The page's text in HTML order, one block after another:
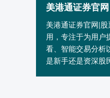
美港通证券官网
美港通证券官网|
用，专注于为用户
看、智能交易分析
是新手还是资深股